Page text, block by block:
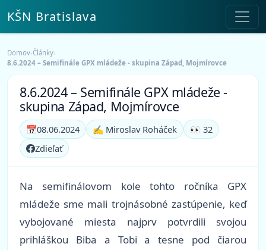
KŠN Bratislava
Domov›Články›
8.6.2024 – Semifinále GPX mládeže - skupina Západ, Mojmírovce
8.6.2024 – Semifinále GPX mládeže -
skupina Západ, Mojmírovce
📅08.06.2024 ✍️ Miroslav Roháček
👀 32
Zdieľať
Na semifinálovom kole tohto ročníka GPX
mládeže sme mali trojnásobné zastúpenie, keď
vybojované miesta najprv potvrdili svojou
prihláškou Biba a Tobi a tesne pod čiarou